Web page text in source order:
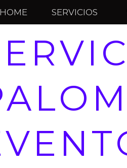
HOME SERVICIOS